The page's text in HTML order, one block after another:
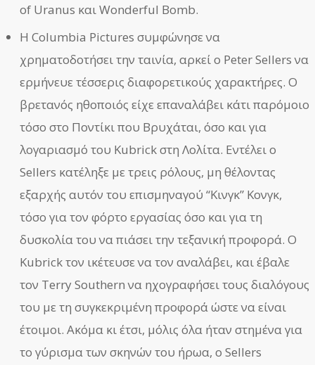
of Uranus και Wonderful Bomb.
Η Columbia Pictures συμφώνησε να
χρηματοδοτήσει την ταινία, αρκεί ο Peter Sellers να
ερμήνευε τέσσερις διαφορετικούς χαρακτήρες. Ο
βρετανός ηθοποιός είχε επαναλάβει κάτι παρόμοιο
τόσο στο Ποντίκι που Βρυχάται, όσο και για
λογαριασμό του Kubrick στη Λολίτα. Εντέλει ο
Sellers κατέληξε με τρεις ρόλους, μη θέλοντας
εξαρχής αυτόν του επισμηναγού “Κινγκ” Κονγκ,
τόσο για τον φόρτο εργασίας όσο και για τη
δυσκολία του να πιάσει την τεξανική προφορά. Ο
Kubrick τον ικέτευσε να τον αναλάβει, και έβαλε
τον Terry Southern να ηχογραφήσει τους διαλόγους
του με τη συγκεκριμένη προφορά ώστε να είναι
έτοιμοι. Ακόμα κι έτσι, μόλις όλα ήταν στημένα για
το γύρισμα των σκηνών του ήρωα, ο Sellers